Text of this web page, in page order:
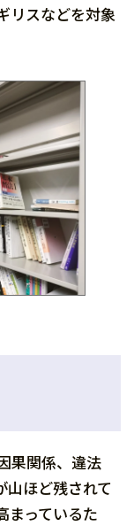
リスなどを対象
果関係、違法
山ほど残されて
まっているた